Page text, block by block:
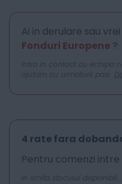
Ai in derulare sau
Fonduri Europene ?
Intra in contact cu echipa
ajutam cu urmatorii pasi.
4 rate fara
Pentru comenzi intre
In limita stocului disponibil.